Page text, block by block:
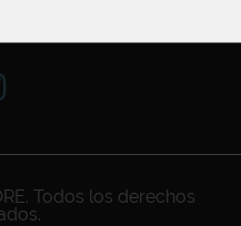
. Todos los derechos